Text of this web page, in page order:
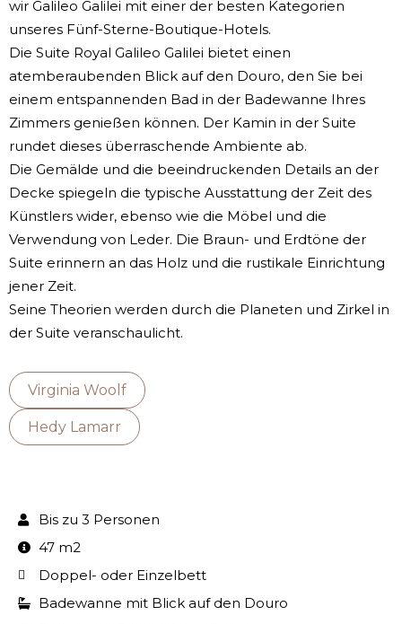
wir Galileo Galilei mit einer der besten Kategorien
unseres Fünf-Sterne-Boutique-Hotels.
Die Suite Royal Galileo Galilei bietet einen
atemberaubenden Blick auf den Douro, den Sie bei
einem entspannenden Bad in der Badewanne Ihres
Zimmers genießen können. Der Kamin in der Suite
rundet dieses überraschende Ambiente ab.
Die Gemälde und die beeindruckenden Details an der
Decke spiegeln die typische Ausstattung der Zeit des
Künstlers wider, ebenso wie die Möbel und die
Verwendung von Leder. Die Braun- und Erdtöne der
Suite erinnern an das Holz und die rustikale Einrichtung
jener Zeit.
Seine Theorien werden durch die Planeten und Zirkel in
der Suite veranschaulicht.
Virginia Woolf
Hedy Lamarr
Bis zu 3 Personen
47 m2
Doppel- oder Einzelbett
Badewanne mit Blick auf den Douro